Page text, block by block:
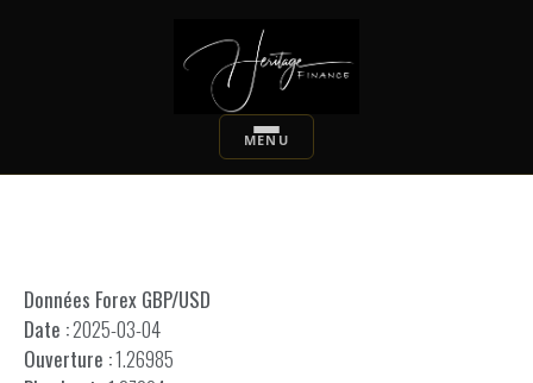
Données Forex GBP/USD
Date :2025-03-04
Ouverture :1.26985